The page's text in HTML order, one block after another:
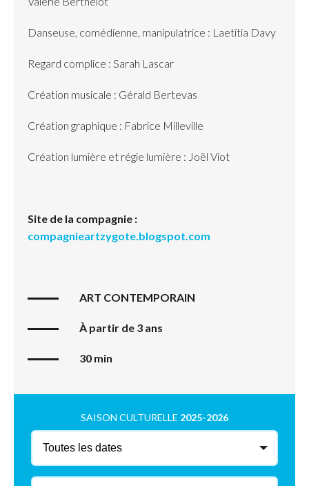
Danseuse, comédienne, manipulatrice : Laetitia Davy
Regard complice : Sarah Lascar
Création musicale : Gérald Bertevas
Création graphique : Fabrice Milleville
Création lumière et régie lumière : Joël Viot
Site de la compagnie :
compagnieartzygote.blogspot.com
ART CONTEMPORAIN
À partir de 3 ans
30 min
SAISON CULTURELLE 2025-2026